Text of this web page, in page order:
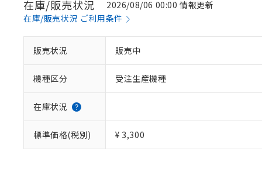
在庫/販売状況
2026/08/06 00:00 情報更新
在庫/販売状況 ご利用条件
販売状況 販売中
機種区分 受注生産機種
在庫状況
標準価格(税別) ¥ 3,300